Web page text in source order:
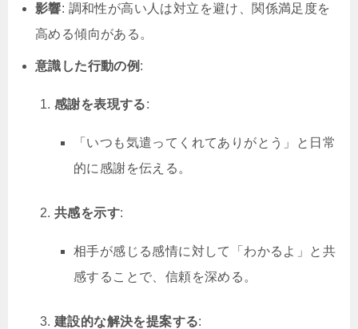
影響: 調和性が高い人は対立を避け、関係満足度を
高める傾向がある。
意識した行動の例 :
感謝を表現する:
「いつも気遣ってくれてありがとう」と日常
的に感謝を伝える。
共感を示す:
相手が感じる感情に対して「わかるよ」と共
感することで、信頼を深める。
建設的な解決を提案する: